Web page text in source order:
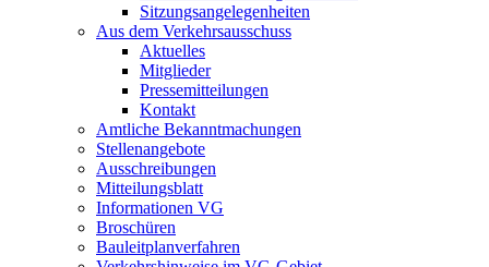
Sitzungsangelegenheiten
Aus dem Verkehrsausschuss
Aktuelles
Mitglieder
Pressemitteilungen
Kontakt
Amtliche Bekanntmachungen
Stellenangebote
Ausschreibungen
Mitteilungsblatt
Informationen VG
Broschüren
Bauleitplanverfahren